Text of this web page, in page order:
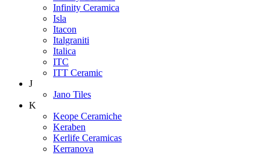
Infinity Ceramica
Isla
Itacon
Italgraniti
Italica
ITC
ITT Ceramic
J
Jano Tiles
K
Keope Ceramiche
Keraben
Kerlife Ceramicas
Kerranova